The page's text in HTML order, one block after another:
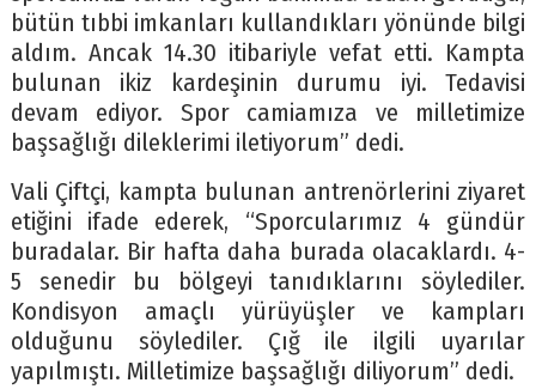
bütün tıbbi imkanları kullandıkları yönünde bilgi
aldım. Ancak 14.30 itibariyle vefat etti. Kampta
bulunan ikiz kardeşinin durumu iyi. Tedavisi
devam ediyor. Spor camiamıza ve milletimize
başsağlığı dileklerimi iletiyorum” dedi.
Vali Çiftçi, kampta bulunan antrenörlerini ziyaret
etiğini ifade ederek, “Sporcularımız 4 gündür
buradalar. Bir hafta daha burada olacaklardı. 4-
5 senedir bu bölgeyi tanıdıklarını söylediler.
Kondisyon amaçlı yürüyüşler ve kampları
olduğunu söylediler. Çığ ile ilgili uyarılar
yapılmıştı. Milletimize başsağlığı diliyorum” dedi.